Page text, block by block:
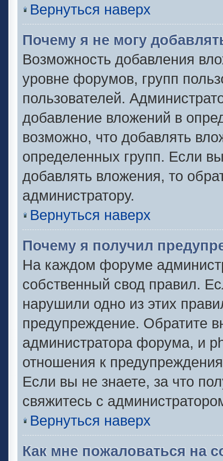
Вернуться наверх
Почему я не могу
Возможность добавления
уровне форумов, групп
пользователей.
добавление вложений в
возможно, что добавлять
определенных групп. Если
добавлять вложения, то
администратору.
Вернуться наверх
Почему я получил
На каждом форуме
собственный свод правил.
нарушили одно из этих
предупреждение. Обратите
администратора форума, и
отношения к
Если вы не знаете, за что
свяжитесь с
Вернуться наверх
Как мне пожаловаться на